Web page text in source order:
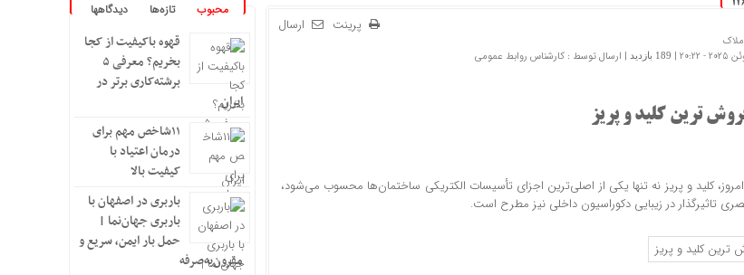
ارسال پرینت
189 بازدید | ارسال توسط : کارشناس روابط عمومی
ترین کلید و پریز
کلید و پریز نه تنها یکی از اصلی‌ترین اجزای تأسیسات الکتریکی ساختمان‌ها محسوب می‌شود،
تاثیرگذار در زیبایی دکوراسیون داخلی نیز مطرح است.
محبوب تازه‌ها دیدگاهها
قهوه باکیفیت از کجا
بخریم؟ معرفی ۵
برشته‌کاری برتر در
ایران
۱۱شاخص مهم برای
درمان اعتیاد با
کیفیت بالا
باربری در اصفهان با
باربری جهان‌نما |
حمل بار ایمن، سریع و
مقرون‌به‌صرفه